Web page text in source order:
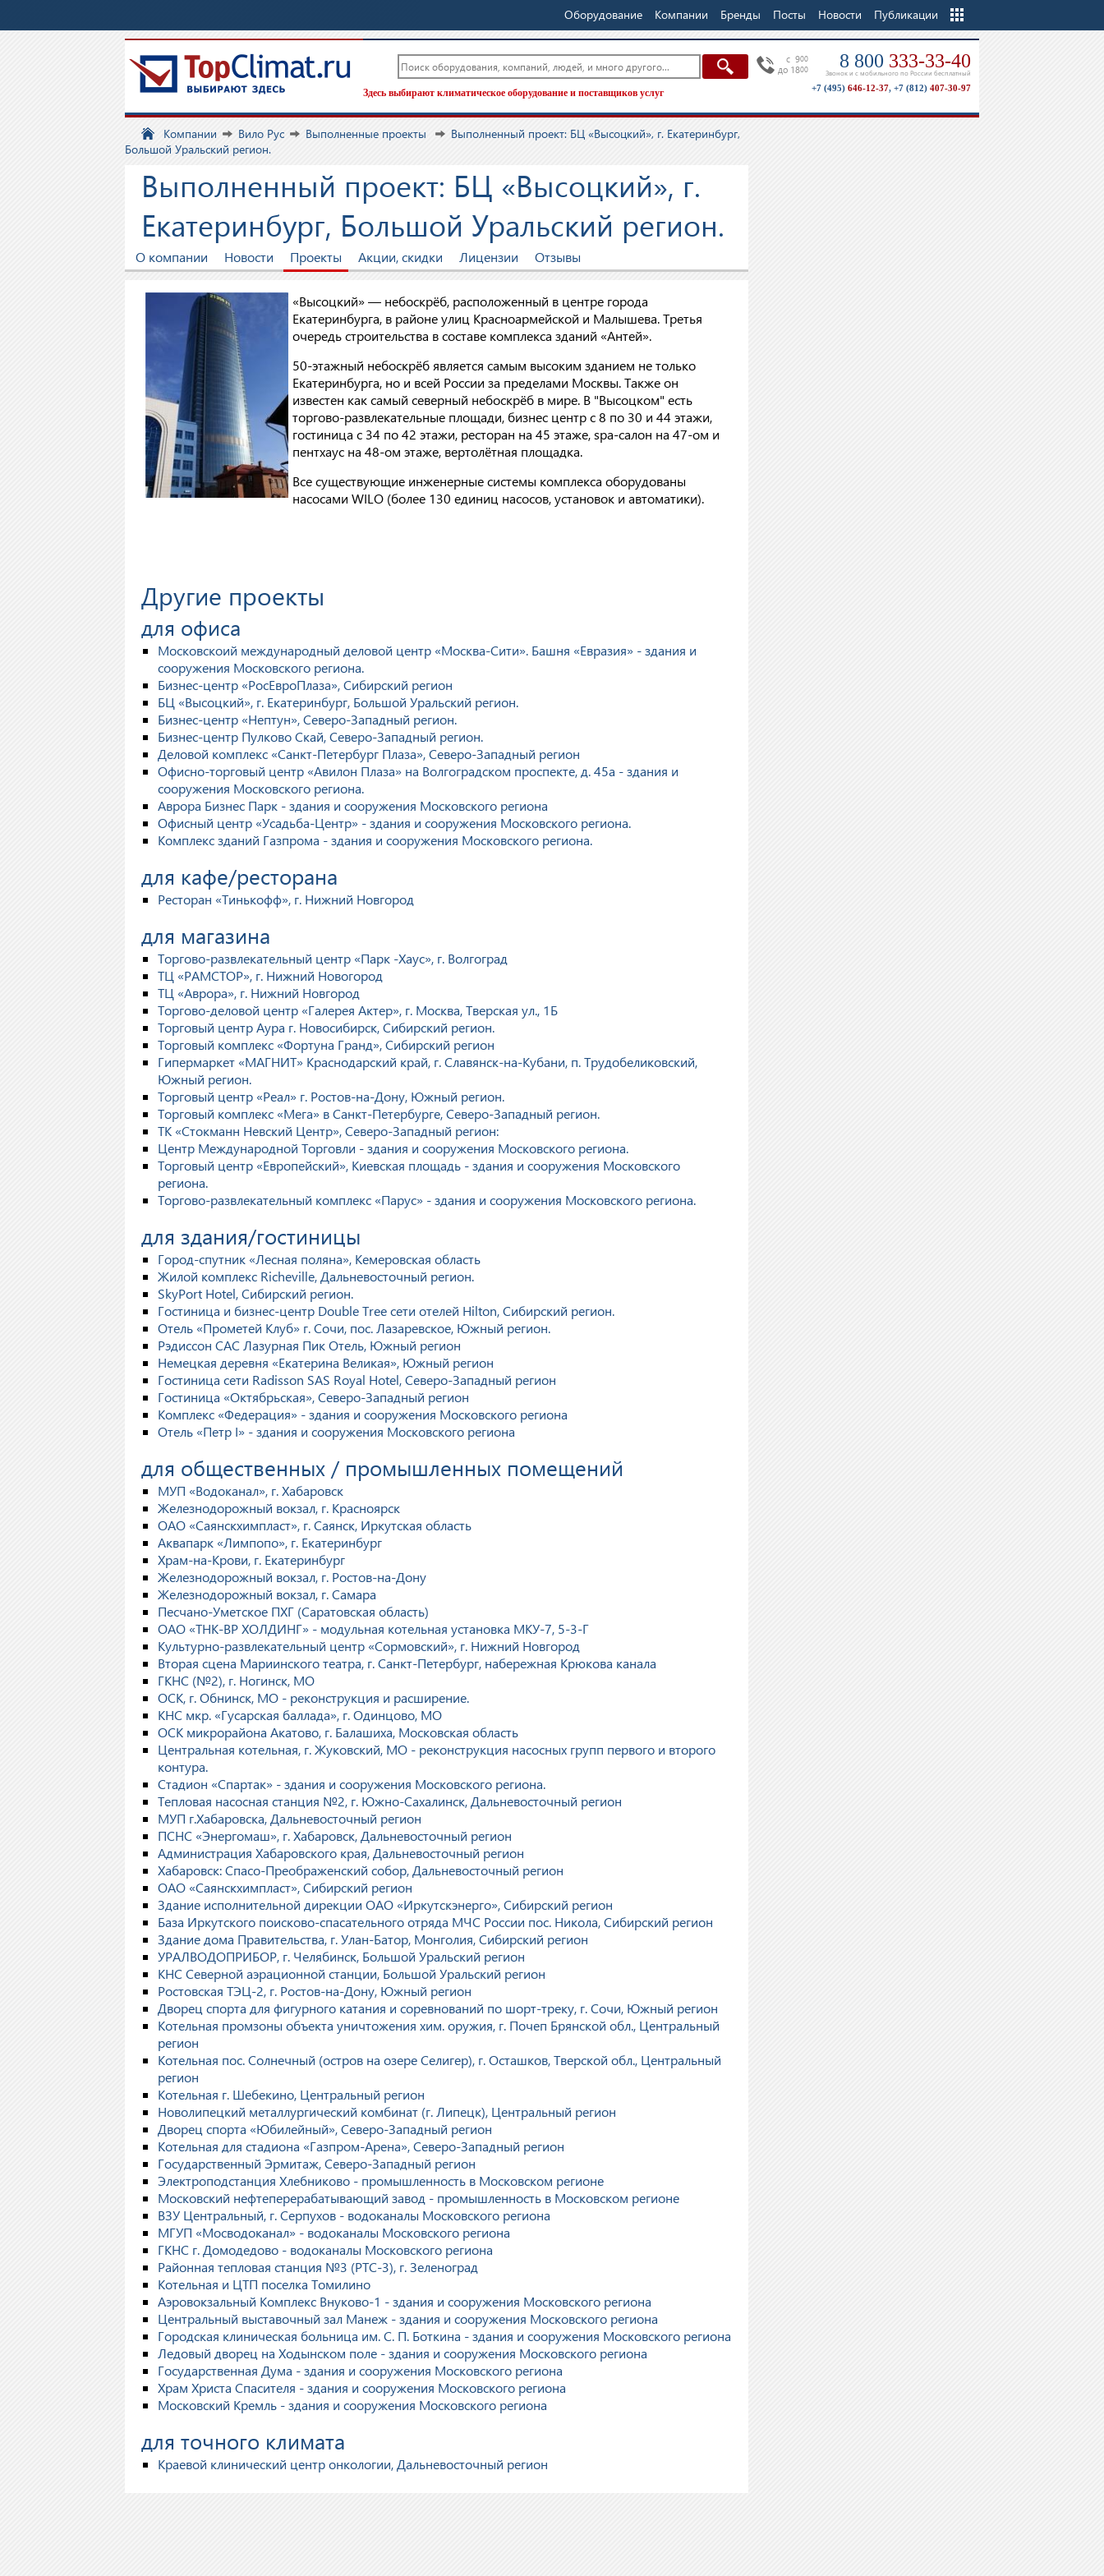
Оборудование Компании Бренды Посты Новости Публикации
Еще
c 900
до 1800 8 800 333-33-40
Звонок и с мобильного по России бесплатный
+7 (495) 646-12-37, +7 (812) 407-30-97
Здесь выбирают климатическое оборудование и поставщиков услуг
Компании Вило Рус Выполненные проекты
Выполненный проект: БЦ «Высоцкий», г. Екатеринбург,
Большой Уральский регион.
Выполненный проект: БЦ «Высоцкий», г.
Екатеринбург, Большой Уральский регион.
О компании Новости Проекты Акции, скидки Лицензии Отзывы
«Высоцкий» — небоскрёб, расположенный в центре города
Екатеринбурга, в районе улиц Красноармейской и Малышева. Третья
очередь строительства в составе комплекса зданий «Антей».
50-этажный небоскрёб является самым высоким зданием не только
Екатеринбурга, но и всей России за пределами Москвы. Также он
известен как самый северный небоскрёб в мире. В "Высоцком" есть
торгово-развлекательные площади, бизнес центр с 8 по 30 и 44 этажи,
гостиница с 34 по 42 этажи, ресторан на 45 этаже, spa-салон на 47-ом и
пентхаус на 48-ом этаже, вертолётная площадка.
Все существующие инженерные системы комплекса оборудованы
насосами WILO (более 130 единиц насосов, установок и автоматики).
Другие проекты
для офиса
Московскоий международный деловой центр «Москва-Сити». Башня «Евразия» - здания и
сооружения Московского региона.
Бизнес-центр «РосЕвроПлаза», Сибирский регион
БЦ «Высоцкий», г. Екатеринбург, Большой Уральский регион.
Бизнес-центр «Нептун», Северо-Западный регион.
Бизнес-центр Пулково Скай, Северо-Западный регион.
Деловой комплекс «Санкт-Петербург Плаза», Северо-Западный регион
Офисно-торговый центр «Авилон Плаза» на Волгоградском проспекте, д. 45а - здания и
сооружения Московского региона.
Аврора Бизнес Парк - здания и сооружения Московского региона
Офисный центр «Усадьба-Центр» - здания и сооружения Московского региона.
Комплекс зданий Газпрома - здания и сооружения Московского региона.
для кафе/ресторана
Ресторан «Тинькофф», г. Нижний Новгород
для магазина
Торгово-развлекательный центр «Парк -Хаус», г. Волгоград
ТЦ «РАМСТОР», г. Нижний Новогород
ТЦ «Аврора», г. Нижний Новгород
Торгово-деловой центр «Галерея Актер», г. Москва, Тверская ул., 1Б
Торговый центр Аура г. Новосибирск, Сибирский регион.
Торговый комплекс «Фортуна Гранд», Сибирский регион
Гипермаркет «МАГНИТ» Краснодарский край, г. Славянск-на-Кубани, п. Трудобеликовский,
Южный регион.
Торговый центр «Реал» г. Ростов-на-Дону, Южный регион.
Торговый комплекс «Мега» в Санкт-Петербурге, Северо-Западный регион.
ТК «Стокманн Невский Центр», Северо-Западный регион:
Центр Международной Торговли - здания и сооружения Московского региона.
Торговый центр «Европейский», Киевская площадь - здания и сооружения Московского
региона.
Торгово-развлекательный комплекс «Парус» - здания и сооружения Московского региона.
для здания/гостиницы
Город-спутник «Лесная поляна», Кемеровская область
Жилой комплекс Richeville, Дальневосточный регион.
SkyPort Hotel, Сибирский регион.
Гостиница и бизнес-центр Double Tree сети отелей Hilton, Сибирский регион.
Отель «Прометей Клуб» г. Сочи, пос. Лазаревское, Южный регион.
Рэдиссон САС Лазурная Пик Отель, Южный регион
Немецкая деревня «Екатерина Великая», Южный регион
Гостиница сети Radisson SAS Royal Hotel, Северо-Западный регион
Гостиница «Октябрьская», Северо-Западный регион
Комплекс «Федерация» - здания и сооружения Московского региона
Отель «Петр I» - здания и сооружения Московского региона
для общественных / промышленных помещений
МУП «Водоканал», г. Хабаровск
Железнодорожный вокзал, г. Красноярск
ОАО «Саянскхимпласт», г. Саянск, Иркутская область
Аквапарк «Лимпопо», г. Екатеринбург
Храм-на-Крови, г. Екатеринбург
Железнодорожный вокзал, г. Ростов-на-Дону
Железнодорожный вокзал, г. Самара
Песчано-Уметское ПХГ (Саратовская область)
ОАО «ТНК-ВР ХОЛДИНГ» - модульная котельная установка МКУ-7, 5-3-Г
Культурно-развлекательный центр «Сормовский», г. Нижний Новгород
Вторая сцена Мариинского театра, г. Санкт-Петербург, набережная Крюкова канала
ГКНС (№2), г. Ногинск, МО
ОСК, г. Обнинск, МО - реконструкция и расширение.
КНС мкр. «Гусарская баллада», г. Одинцово, МО
ОСК микрорайона Акатово, г. Балашиха, Московская область
Центральная котельная, г. Жуковский, МО - реконструкция насосных групп первого и второго
контура.
Стадион «Спартак» - здания и сооружения Московского региона.
Тепловая насосная станция №2, г. Южно-Сахалинск, Дальневосточный регион
МУП г.Хабаровска, Дальневосточный регион
ПСНС «Энергомаш», г. Хабаровск, Дальневосточный регион
Администрация Хабаровского края, Дальневосточный регион
Хабаровск: Спасо-Преображенский собор, Дальневосточный регион
ОАО «Саянскхимпласт», Сибирский регион
Здание исполнительной дирекции ОАО «Иркутскэнерго», Сибирский регион
База Иркутского поисково-спасательного отряда МЧС России пос. Никола, Сибирский регион
Здание дома Правительства, г. Улан-Батор, Монголия, Сибирский регион
УРАЛВОДОПРИБОР, г. Челябинск, Большой Уральский регион
КНС Северной аэрационной станции, Большой Уральский регион
Ростовская ТЭЦ-2, г. Ростов-на-Дону, Южный регион
Дворец спорта для фигурного катания и соревнований по шорт-треку, г. Сочи, Южный регион
Котельная промзоны объекта уничтожения хим. оружия, г. Почеп Брянской обл., Центральный
регион
Котельная пос. Солнечный (остров на озере Селигер), г. Осташков, Тверской обл., Центральный
регион
Котельная г. Шебекино, Центральный регион
Новолипецкий металлургический комбинат (г. Липецк), Центральный регион
Дворец спорта «Юбилейный», Северо-Западный регион
Котельная для стадиона «Газпром-Арена», Северо-Западный регион
Государственный Эрмитаж, Северо-Западный регион
Электроподстанция Хлебниково - промышленность в Московском регионе
Московский нефтеперерабатывающий завод - промышленность в Московском регионе
ВЗУ Центральный, г. Серпухов - водоканалы Московского региона
МГУП «Мосводоканал» - водоканалы Московского региона
ГКНС г. Домодедово - водоканалы Московского региона
Районная тепловая станция №3 (РТС-3), г. Зеленоград
Котельная и ЦТП поселка Томилино
Аэровокзальный Комплекс Внуково-1 - здания и сооружения Московского региона
Центральный выставочный зал Манеж - здания и сооружения Московского региона
Городская клиническая больница им. С. П. Боткина - здания и сооружения Московского региона
Ледовый дворец на Ходынском поле - здания и сооружения Московского региона
Государственная Дума - здания и сооружения Московского региона
Храм Христа Спасителя - здания и сооружения Московского региона
Московский Кремль - здания и сооружения Московского региона
для точного климата
Краевой клинический центр онкологии, Дальневосточный регион